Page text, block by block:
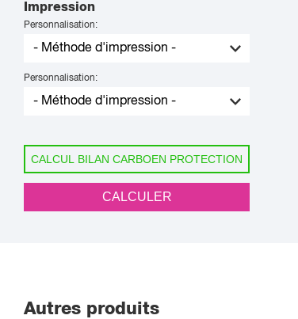
Impression
Personnalisation:
Personnalisation:
CALCUL BILAN CARBOEN PROTECTION
CALCULER
Autres produits